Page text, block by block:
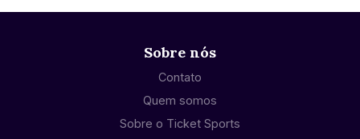
Sobre nós
Contato
Quem somos
Sobre o Ticket Sports